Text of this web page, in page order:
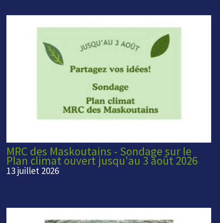
MRC des Maskoutains - Sondage sur le
Plan climat ouvert jusqu'au 3 août 2026
13 juillet 2026